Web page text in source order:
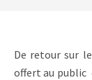
De retour sur
offert au public